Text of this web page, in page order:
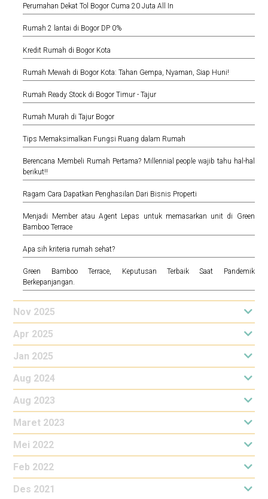
Perumahan Dekat Tol Bogor Cuma 20 Juta All In
Rumah 2 lantai di Bogor DP 0%
Kredit Rumah di Bogor Kota
Rumah Mewah di Bogor Kota: Tahan Gempa, Nyaman, Siap Huni!
Rumah Ready Stock di Bogor Timur - Tajur
Rumah Murah di Tajur Bogor
Tips Memaksimalkan Fungsi Ruang dalam Rumah
Berencana Membeli Rumah Pertama? Millennial people wajib tahu hal-hal
berikut!!
Ragam Cara Dapatkan Penghasilan Dari Bisnis Properti
Menjadi Member atau Agent Lepas untuk memasarkan unit di Green
Bamboo Terrace
Apa sih kriteria rumah sehat?
Green Bamboo Terrace, Keputusan Terbaik Saat Pandemik
Berkepanjangan.
Nov 2025
Apr 2025
Jan 2025
Aug 2024
Aug 2023
Maret 2023
Mei 2022
Feb 2022
Des 2021